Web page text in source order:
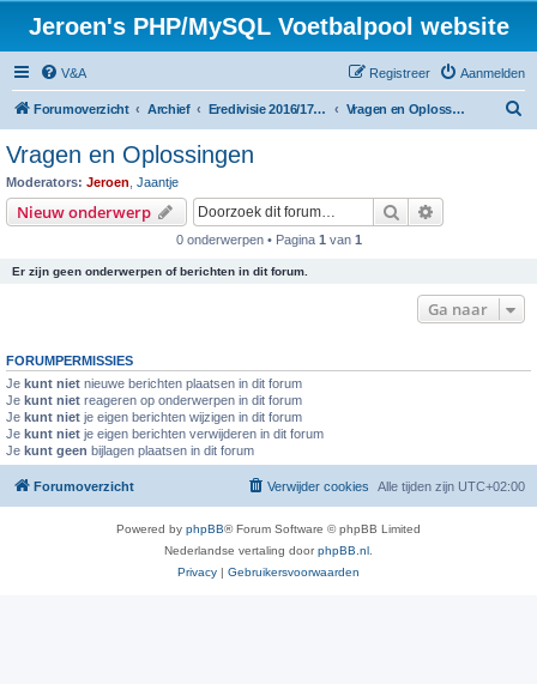
Jeroen's PHP/MySQL Voetbalpool website
V&A Aanmelden
Registreer
Forumoverzicht Archief Eredivisie 2016/17 voetbalpool Vragen en Oplossingen
Vragen en Oplossingen
Moderators: Jeroen Jaantje
Nieuw onderwerp Zoek
0 onderwerpen • Pagina 1 van 1
Er zijn geen onderwerpen of berichten in dit forum.
Ga naar
FORUMPERMISSIES
Je kunt niet nieuwe berichten plaatsen in dit forum
Je kunt niet reageren op onderwerpen in dit forum
Je kunt niet je eigen berichten wijzigen in dit forum
Je kunt niet je eigen berichten verwijderen in dit forum
Je kunt geen bijlagen plaatsen in dit forum
Forumoverzicht Alle tijden zijn UTC+02:00
Verwijder cookies
Powered by phpBB® Forum Software © phpBB Limited
Nederlandse vertaling doorphpBB.nl
Privacy | Gebruikersvoorwaarden